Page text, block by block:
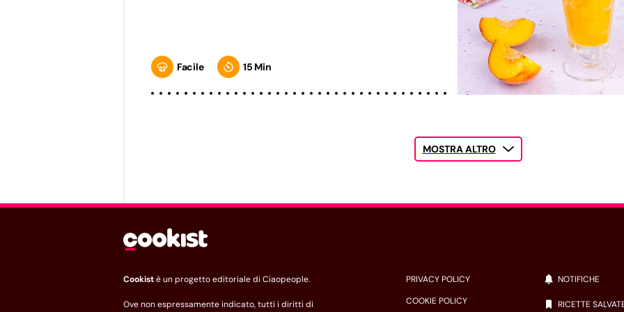
Facile 15 Min
MOSTRA ALTRO
NOTIFICHE
RICETTE
Cookistè un progetto editoriale di Ciaopeople.
Ove non espressamente indicato, tutti i diritti di
PRIVACY POLICY
COOKIE POLICY